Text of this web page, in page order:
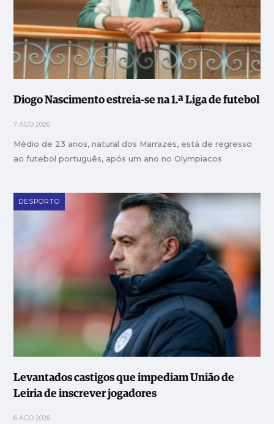
Diogo Nascimento estreia-se na 1.ª Liga de futebol
7 AGO 2026
Médio de 23 anos, natural dos Marrazes, está de regresso
ao futebol português, após um ano no Olympiacos
DESPORTO
Levantados castigos que impediam União de
Leiria de inscrever jogadores
6 AGO 2026